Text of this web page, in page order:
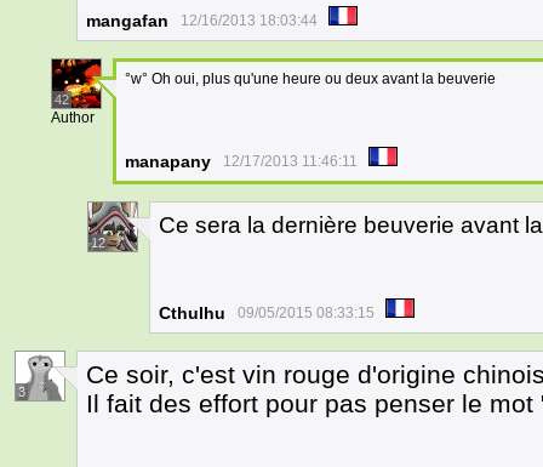
mangafan 12/16/2013 18:03:44
42
Author
°w° Oh oui, plus qu'une heure ou deux avant la beuverie
manapany 12/17/2013 11:46:11
12
Ce sera la dernière beuverie avant
Cthulhu 09/05/2015 08:33:15
3
Ce soir, c'est vin rouge d'origine
Il fait des effort pour pas penser le